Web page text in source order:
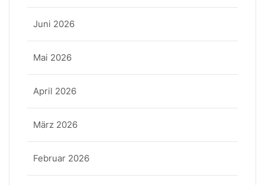
Juni 2026
Mai 2026
April 2026
März 2026
Februar 2026